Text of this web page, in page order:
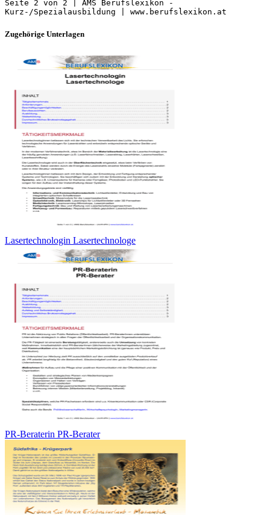
Seite 2 von 2 | AMS Berufslexikon -
Zugehörige Unterlagen
Lasertechnologin Lasertechnologe
PR-Beraterin PR-Berater